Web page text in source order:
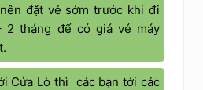
đặt vé sớm trước khi đi
2 tháng để có giá vé máy
Cửa Lò thì các bạn tới các